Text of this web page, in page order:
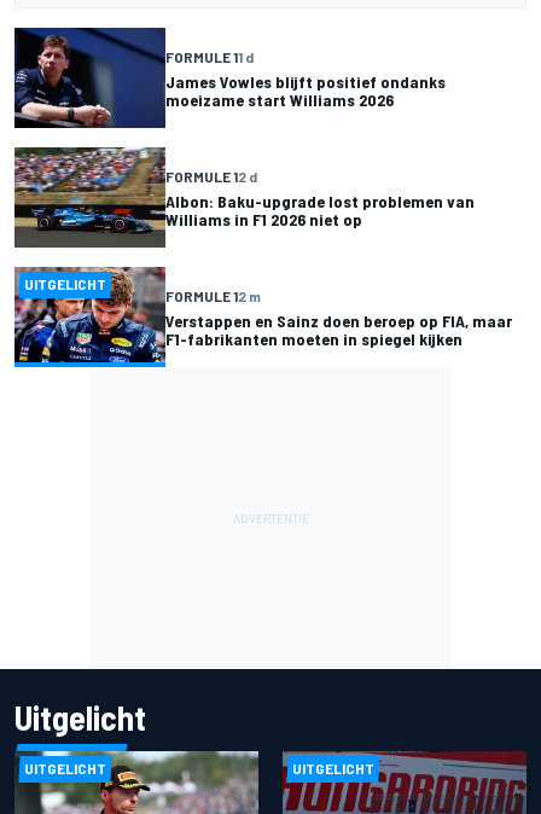
FORMULE 11 d
James Vowles blijft positief ondanks
moeizame start Williams 2026
FORMULE 12 d
Albon: Baku-upgrade lost problemen van
Williams in F1 2026 niet op
UITGELICHT
FORMULE 12 m
Verstappen en Sainz doen beroep op FIA, maar
F1-fabrikanten moeten in spiegel kijken
Uitgelicht
UITGELICHT UITGELICHT